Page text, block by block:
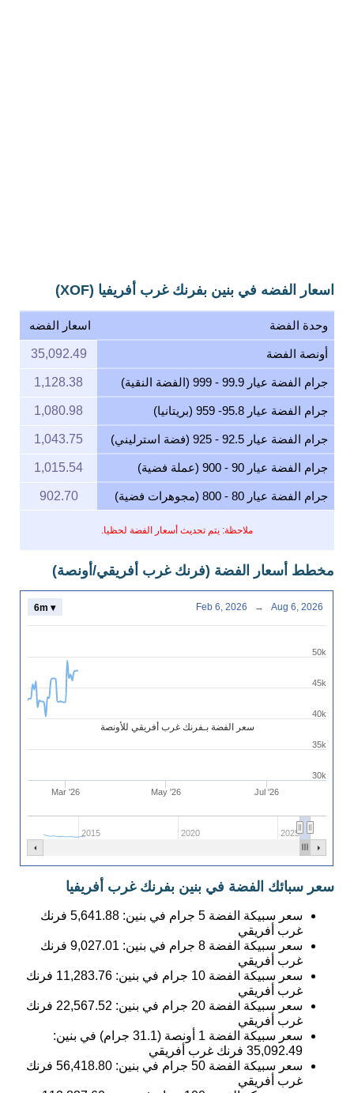
اسعار الفضه في بنين بفرنك غرب أفريفيا (XOF)
وحدة الفضة اسعار الفضه
ملاحظة: يتم تحديث أسعار الفضة لحظيا.
أونصة الفضة 35,092.49
جرام الفضة عيار 99.9 - 999 (الفضة النقية) 1,128.38
جرام الفضة عيار 95.8- 959 (بريتانيا) 1,080.98
جرام الفضة عيار 92.5 - 925 (فضة استرليني) 1,043.75
جرام الفضة عيار 90 - 900 (عملة فضية) 1,015.54
جرام الفضة عيار 80 - 800 (مجوهرات فضية) 902.70
مخطط أسعار الفضة (فرنك غرب أفريقي/أونصة)
سعر الفضة بـفرنك غرب أفريقي للأونصة
Mar '26 May '26 Jul '26
2015 2020 2025
30k
35k
40k
45k
50k
6m ▾ Feb 6, 2026 → Aug 6, 2026
سعر سبائك الفضة في بنين بفرنك غرب أفريفيا
سعر سبيكة الفضة 5 جرام في بنين: 5,641.88 فرنك
غرب أفريقي
سعر سبيكة الفضة 8 جرام في بنين:
9,027.01 فرنك
غرب أفريقي
سعر سبيكة الفضة 10 جرام في بنين:
11,283.76 فرنك
غرب أفريقي
سعر سبيكة الفضة 20 جرام في بنين:
22,567.52 فرنك
غرب أفريقي
سعر سبيكة الفضة 1 أونصة (31.1 جرام) في بنين:
35,092.49 فرنك غرب أفريقي
سعر سبيكة الفضة 50 جرام في بنين:
56,418.80 فرنك
غرب أفريقي